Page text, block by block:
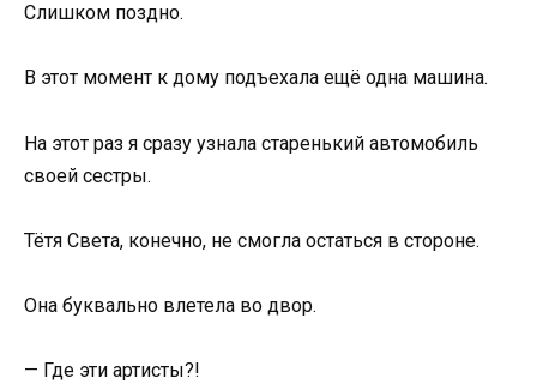
Слишком поздно.
В этот момент к дому подъехала ещё одна машина.
На этот раз я сразу узнала старенький автомобиль
своей сестры.
Тётя Света, конечно, не смогла остаться в стороне.
Она буквально влетела во двор.
— Где эти артисты?!